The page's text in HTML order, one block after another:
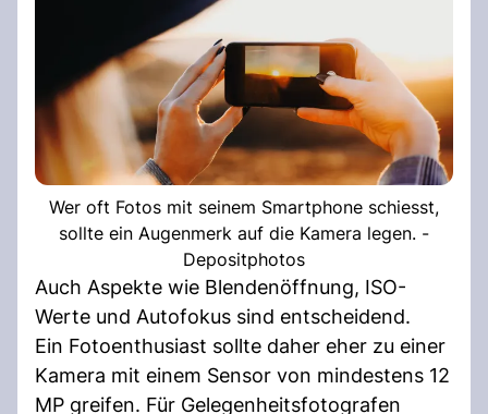
Wer oft Fotos mit seinem Smartphone schiesst,
sollte ein Augenmerk auf die Kamera legen. -
Depositphotos
Auch Aspekte wie Blendenöffnung, ISO-
Werte und Autofokus sind entscheidend.
Ein Fotoenthusiast sollte daher eher zu einer
Kamera mit einem Sensor von mindestens 12
MP greifen. Für Gelegenheitsfotografen